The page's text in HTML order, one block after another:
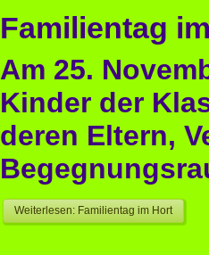
Familientag
Am 25.
Kinder der
deren Eltern,
Weiterlesen: Familientag im Hort